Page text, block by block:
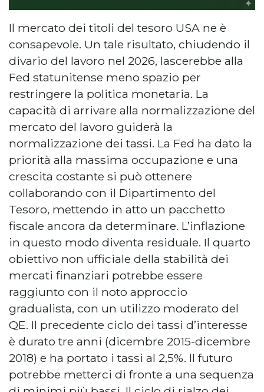
Il mercato dei titoli del tesoro USA ne è
consapevole. Un tale risultato, chiudendo il
divario del lavoro nel 2026, lascerebbe alla
Fed statunitense meno spazio per
restringere la politica monetaria. La
capacità di arrivare alla normalizzazione del
mercato del lavoro guiderà la
normalizzazione dei tassi. La Fed ha dato la
priorità alla massima occupazione e una
crescita costante si può ottenere
collaborando con il Dipartimento del
Tesoro, mettendo in atto un pacchetto
fiscale ancora da determinare. L’inflazione
in questo modo diventa residuale. Il quarto
obiettivo non ufficiale della stabilità dei
mercati finanziari potrebbe essere
raggiunto con il noto approccio
gradualista, con un utilizzo moderato del
QE. Il precedente ciclo dei tassi d’interesse
è durato tre anni (dicembre 2015-dicembre
2018) e ha portato i tassi al 2,5%. Il futuro
potrebbe metterci di fronte a una sequenza